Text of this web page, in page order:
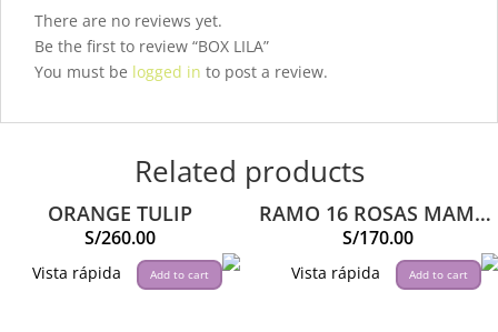
There are no reviews yet.
Be the first to review “BOX LILA”
You must be logged in to post a review.
Related products
ORANGE TULIP
S/260.00
Vista rápida Add to cart
RAMO 16 ROSAS MAMÁ DELUXE
S/170.00
Vista rápida Add to cart